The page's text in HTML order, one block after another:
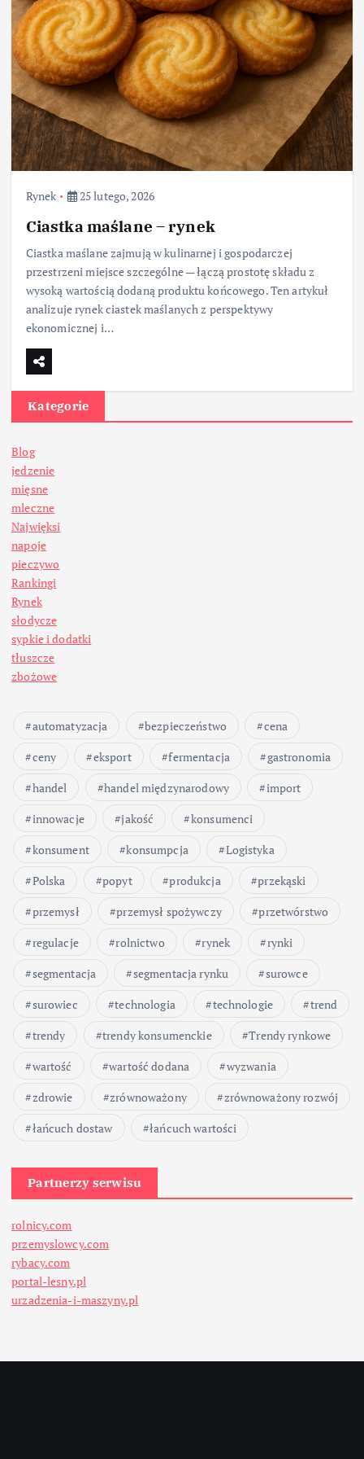
Rynek 25 lutego, 2026
Ciastka maślane – rynek
Ciastka maślane zajmują w kulinarnej i gospodarczej
przestrzeni miejsce szczególne — łączą prostotę składu z
wysoką wartością dodaną produktu końcowego. Ten artykuł
analizuje rynek ciastek maślanych z perspektywy
ekonomicznej i…
Kategorie
Blog
jedzenie
mięsne
mleczne
Najwięksi
napoje
pieczywo
Rankingi
Rynek
słodycze
sypkie i dodatki
tłuszcze
zbożowe
automatyzacja bezpieczeństwo
cena
ceny
eksport fermentacja
gastronomia
handel
handel międzynarodowy
import
innowacje
jakość
konsumenci
konsument
konsumpcja
Logistyka
Polska
popyt produkcja
przekąski
przemysł
przemysł spożywczy
przetwórstwo
regulacje
rolnictwo rynek
rynki
segmentacja
segmentacja rynku
surowce
surowiec
technologia technologie
trend
trendy
trendy konsumenckie
Trendy rynkowe
wartość
wartość dodana
wyzwania
zdrowie
zrównoważony
zrównoważony rozwój
łańcuch dostaw
łańcuch wartości
Partnerzy serwisu
rolnicy.com
przemyslowcy.com
rybacy.com
portal-lesny.pl
urzadzenia-i-maszyny.pl